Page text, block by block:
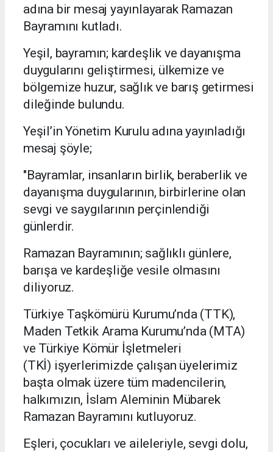
adına bir mesaj yayınlayarak Ramazan
Bayramını kutladı.
Yeşil, bayramın; kardeşlik ve dayanışma
duygularını geliştirmesi, ülkemize ve
bölgemize huzur, sağlık ve barış getirmesi
dileğinde bulundu.
Yeşil’in Yönetim Kurulu adına yayınladığı
mesaj şöyle;
"Bayramlar, insanların birlik, beraberlik ve
dayanışma duygularının, birbirlerine olan
sevgi ve saygılarının perçinlendiği
günlerdir.
Ramazan Bayramının; sağlıklı günlere,
barışa ve kardeşliğe vesile olmasını
diliyoruz.
Türkiye Taşkömürü Kurumu’nda (TTK),
Maden Tetkik Arama Kurumu’nda (MTA)
ve Türkiye Kömür İşletmeleri
(TKİ) işyerlerimizde çalışan üyelerimiz
başta olmak üzere tüm madencilerin,
halkımızın, İslam Aleminin Mübarek
Ramazan Bayramını kutluyoruz.
Eşleri, çocukları ve aileleriyle, sevgi dolu,